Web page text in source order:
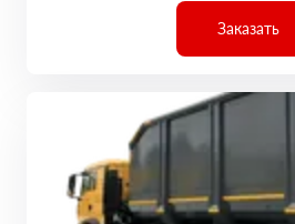
Заказать